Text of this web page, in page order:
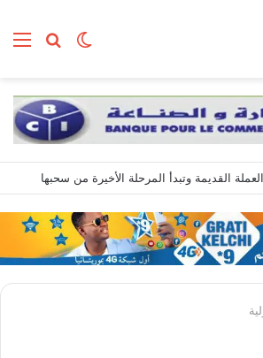
بحث الوضع
القديمة وتبدأ المرحلة الأخيرة من سحبها